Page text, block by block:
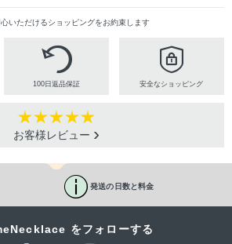
いただけるショッピングをお約束します
100日返品保証 安全なショッピング
お客様レビュー
発送の日数と料金
をフォローする